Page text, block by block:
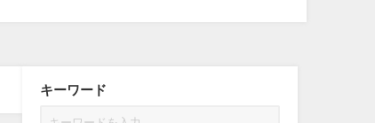
キーワード